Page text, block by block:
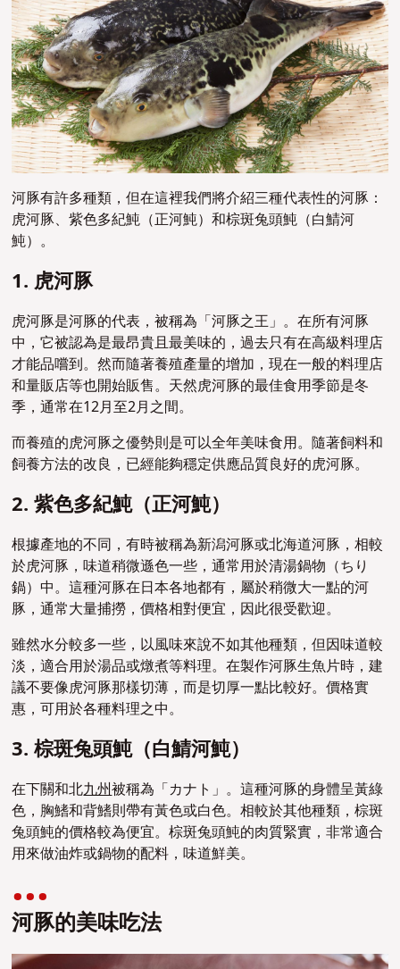
河豚有許多種類，但在這裡我們將介紹三種代表性的河豚：
虎河豚、紫色多紀魨（正河魨）和棕斑兔頭魨（白鯖河
魨）。
1. 虎河豚
虎河豚是河豚的代表，被稱為「河豚之王」。在所有河豚
中，它被認為是最昂貴且最美味的，過去只有在高級料理店
才能品嚐到。然而隨著養殖產量的增加，現在一般的料理店
和量販店等也開始販售。天然虎河豚的最佳食用季節是冬
季，通常在12月至2月之間。
而養殖的虎河豚之優勢則是可以全年美味食用。隨著飼料和
飼養方法的改良，已經能夠穩定供應品質良好的虎河豚。
2. 紫色多紀魨（正河魨）
根據產地的不同，有時被稱為新潟河豚或北海道河豚，相較
於虎河豚，味道稍微遜色一些，通常用於清湯鍋物（ちり
鍋）中。這種河豚在日本各地都有，屬於稍微大一點的河
豚，通常大量捕撈，價格相對便宜，因此很受歡迎。
雖然水分較多一些，以風味來說不如其他種類，但因味道較
淡，適合用於湯品或燉煮等料理。在製作河豚生魚片時，建
議不要像虎河豚那樣切薄，而是切厚一點比較好。價格實
惠，可用於各種料理之中。
3. 棕斑兔頭魨（白鯖河魨）
在下關和北九州被稱為「カナト」。這種河豚的身體呈黃綠
色，胸鰭和背鰭則帶有黃色或白色。相較於其他種類，棕斑
兔頭魨的價格較為便宜。棕斑兔頭魨的肉質緊實，非常適合
用來做油炸或鍋物的配料，味道鮮美。
河豚的美味吃法